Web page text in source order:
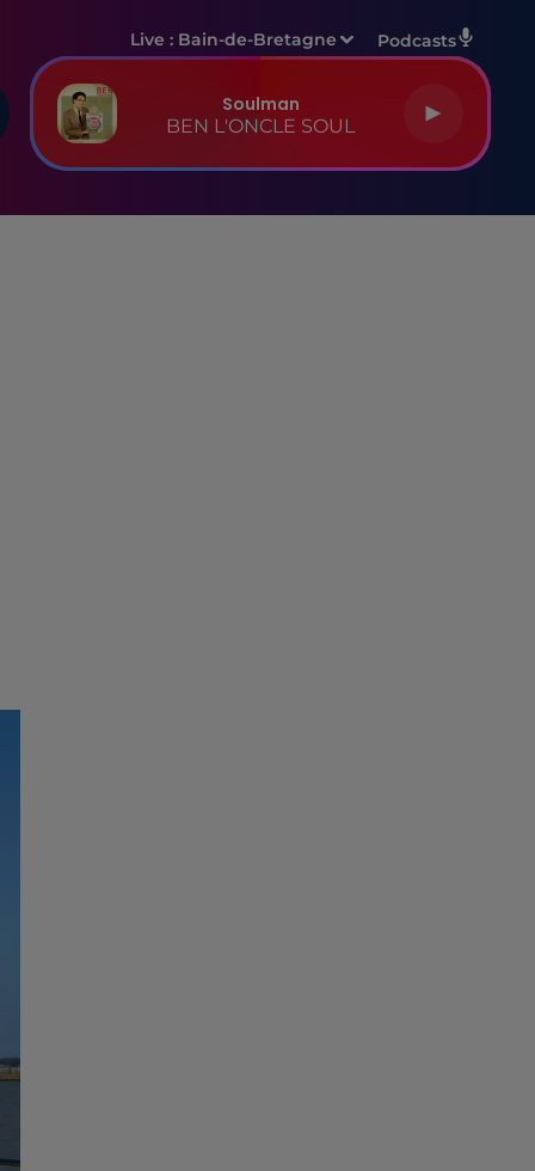
Live : Bain-de-Bretagne Podcasts
Soulman
BEN L'ONCLE SOUL